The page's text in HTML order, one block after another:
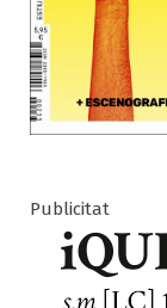
Publicitat